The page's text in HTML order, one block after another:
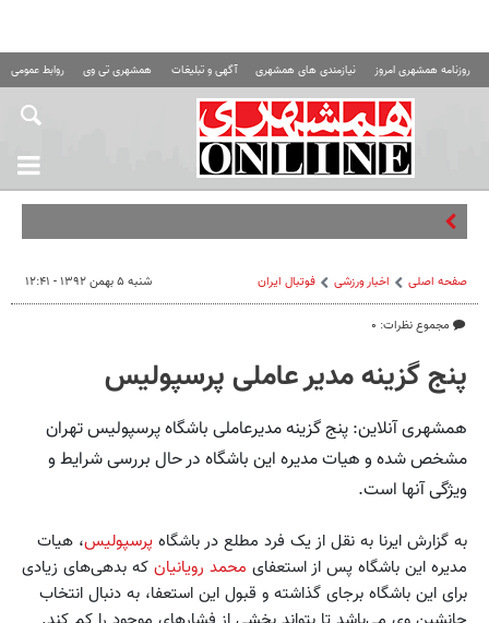
روزنامه همشهری امروز نیازمندی های همشهری آگهی و تبلیغات همشهری تی وی روابط عمومی
صفحه اصلی اخبار ورزشی فوتبال ايران
مجموع نظرات: ۰
شنبه ۵ بهمن ۱۳۹۲ - ۱۲:۴۱
پنج گزینه مدیر عاملی پرسپولیس
همشهری آنلاین: پنج گزینه مدیرعاملی باشگاه پرسپولیس تهران
مشخص شده و هیات مدیره این باشگاه در حال بررسی شرایط و
ویژگی آنها است.
به گزارش ایرنا به نقل از یک فرد مطلع در باشگاه پرسپولیس، هیات
مدیره این باشگاه پس از استعفای محمد رویانیان که بدهی‌های زیادی
برای این باشگاه برجای گذاشته و قبول این استعفا، به دنبال انتخاب